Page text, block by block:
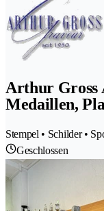
Arthur Gross
Medaillen,
Stempel • Schilder •
Geschlossen